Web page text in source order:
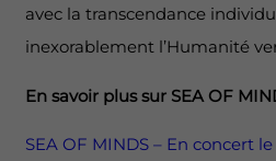
avec la transcendance
inexorablement l’Humanité
En savoir plus sur SEA OF
SEA OF MINDS – En concert